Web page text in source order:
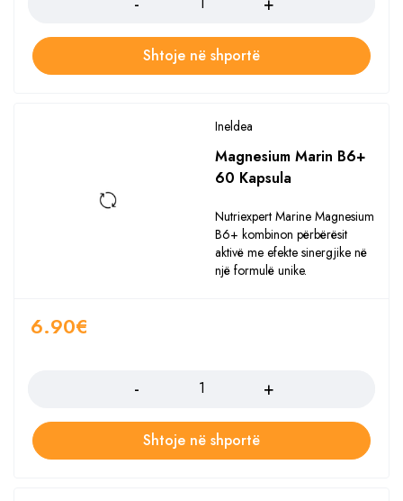
Shtoje në shportë
Ineldea
Magnesium Marin B6+
60 Kapsula
Nutriexpert Marine Magnesium
B6+ kombinon përbërësit
aktivë me efekte sinergjike në
një formulë unike.
6.90€
Shtoje në shportë